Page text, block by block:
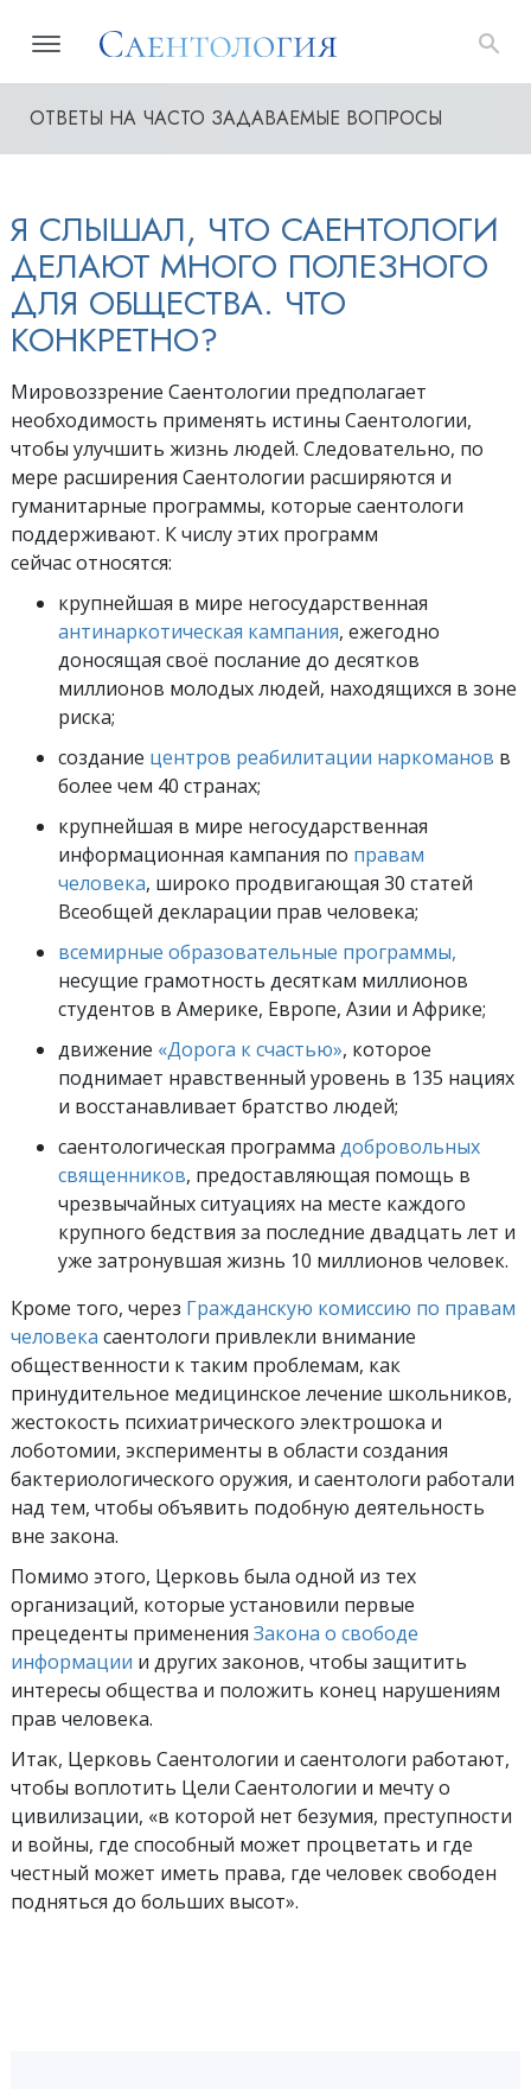
ОТВЕТЫ НА ЧАСТО ЗАДАВАЕМЫЕ ВОПРОСЫ
Я СЛЫШАЛ, ЧТО САЕНТОЛОГИ
ДЕЛАЮТ МНОГО ПОЛЕЗНОГО
ДЛЯ ОБЩЕСТВА. ЧТО
КОНКРЕТНО?
Мировоззрение Саентологии предполагает
необходимость применять истины Саентологии,
чтобы улучшить жизнь людей. Следовательно, по
мере расширения Саентологии расширяются и
гуманитарные программы, которые саентологи
поддерживают. К числу этих программ
сейчас относятся:
крупнейшая в мире негосударственная
антинаркотическая кампания, ежегодно
доносящая своё послание до десятков
миллионов молодых людей, находящихся в зоне
риска;
создание центров реабилитации наркоманов в
более чем 40 странах;
крупнейшая в мире негосударственная
информационная кампания по правам
человека, широко продвигающая 30 статей
Всеобщей декларации прав человека;
всемирные образовательные программы,
несущие грамотность десяткам миллионов
студентов в Америке, Европе, Азии и Африке;
движение «Дорога к счастью», которое
поднимает нравственный уровень в 135 нациях
и восстанавливает братство людей;
саентологическая программа добровольных
священников, предоставляющая помощь в
чрезвычайных ситуациях на месте каждого
крупного бедствия за последние двадцать лет и
уже затронувшая жизнь 10 миллионов человек.
Кроме того, через Гражданскую комиссию по правам
человека саентологи привлекли внимание
общественности к таким проблемам, как
принудительное медицинское лечение школьников,
жестокость психиатрического электрошока и
лоботомии, эксперименты в области создания
бактериологического оружия, и саентологи работали
над тем, чтобы объявить подобную деятельность
вне закона.
Помимо этого, Церковь была одной из тех
организаций, которые установили первые
прецеденты применения Закона о свободе
информации и других законов, чтобы защитить
интересы общества и положить конец нарушениям
прав человека.
Итак, Церковь Саентологии и саентологи работают,
чтобы воплотить Цели Саентологии и мечту о
цивилизации, «в которой нет безумия, преступности
и войны, где способный может процветать и где
честный может иметь права, где человек свободен
подняться до больших высот».